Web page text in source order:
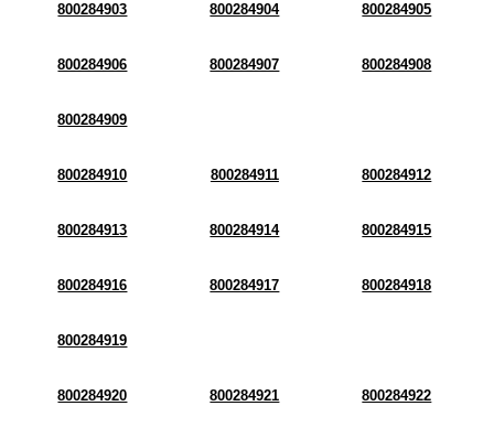
800284903 800284904 800284905
800284906 800284907 800284908
800284909
800284910 800284911 800284912
800284913 800284914 800284915
800284916 800284917 800284918
800284919
800284920 800284921 800284922